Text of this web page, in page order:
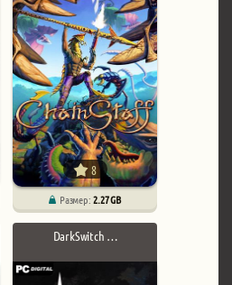
8
Размер:2.27 GB
DarkSwitch …